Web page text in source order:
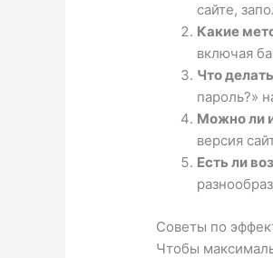
сайте,
Какие
включая
Что
пароль?»
Можно ли
версия
Есть ли
Советы по
Чтобы